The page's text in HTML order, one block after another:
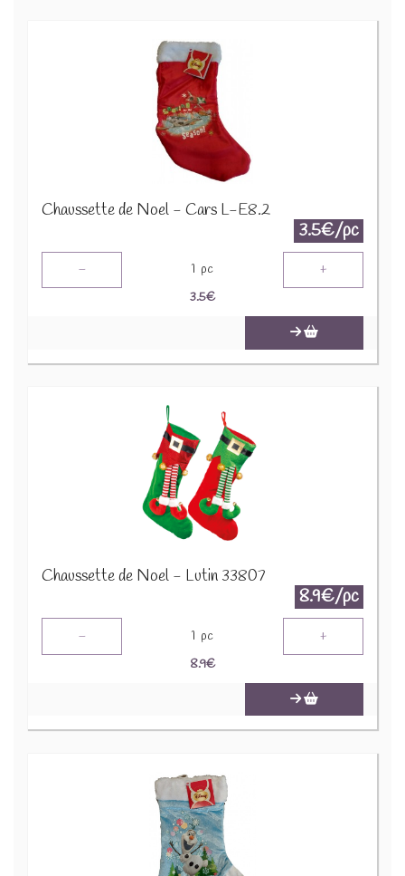
Chaussette de Noel - Cars L-E8.2
3.5€/pc
- 1 pc +
3.5€
Chaussette de Noel - Lutin 33807
8.9€/pc
- 1 pc +
8.9€